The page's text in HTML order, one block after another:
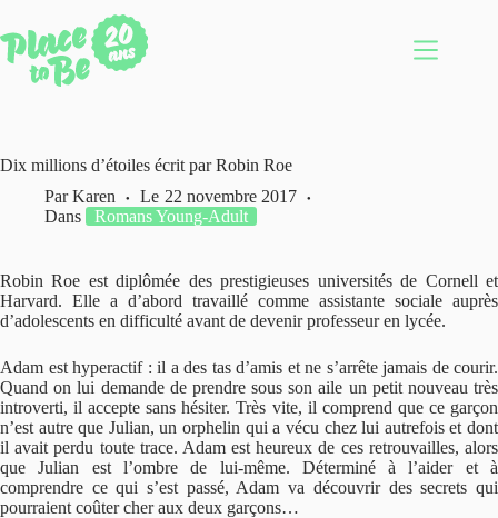
au
contenu
Dix millions d’étoiles écrit par Robin Roe
Par Karen Le 22 novembre 2017
Dans
Romans Young-Adult
Robin Roe est diplômée des prestigieuses universités de Cornell et
Harvard. Elle a d’abord travaillé comme assistante sociale auprès
d’adolescents en difficulté avant de devenir professeur en lycée.
Adam est hyperactif : il a des tas d’amis et ne s’arrête jamais de courir.
Quand on lui demande de prendre sous son aile un petit nouveau très
introverti, il accepte sans hésiter. Très vite, il comprend que ce garçon
n’est autre que Julian, un orphelin qui a vécu chez lui autrefois et dont
il avait perdu toute trace. Adam est heureux de ces retrouvailles, alors
que Julian est l’ombre de lui-même. Déterminé à l’aider et à
comprendre ce qui s’est passé, Adam va découvrir des secrets qui
pourraient coûter cher aux deux garçons…